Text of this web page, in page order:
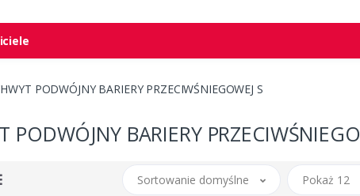
PODWÓJNY BARIERY PRZECIWŚNIEGOWEJ S
PODWÓJNY BARIERY
Sortowanie domyślne Pokaż 12